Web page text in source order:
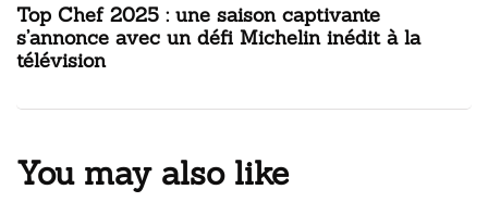
Top Chef 2025 : une saison captivante
s’annonce avec un défi Michelin inédit à la
télévision
You may also like